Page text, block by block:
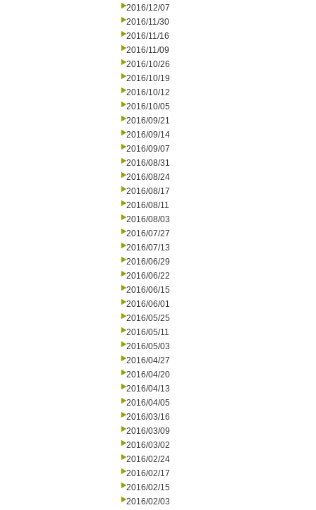
2016/12/07
2016/11/30
2016/11/16
2016/11/09
2016/10/26
2016/10/19
2016/10/12
2016/10/05
2016/09/21
2016/09/14
2016/09/07
2016/08/31
2016/08/24
2016/08/17
2016/08/11
2016/08/03
2016/07/27
2016/07/13
2016/06/29
2016/06/22
2016/06/15
2016/06/01
2016/05/25
2016/05/11
2016/05/03
2016/04/27
2016/04/20
2016/04/13
2016/04/05
2016/03/16
2016/03/09
2016/03/02
2016/02/24
2016/02/17
2016/02/15
2016/02/03